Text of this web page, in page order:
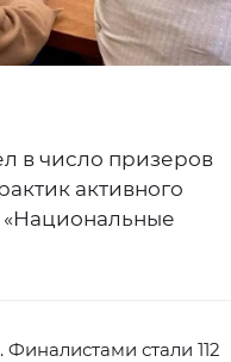
в число призеров
активного
стали 112